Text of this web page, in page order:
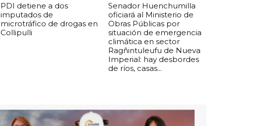
PDI detiene a dos
imputados de
microtráfico de drogas en
Collipulli
Senador Huenchumilla
oficiará al Ministerio de
Obras Públicas por
situación de emergencia
climática en sector
Ragñintuleufu de Nueva
Imperial: hay desbordes
de ríos, casas...